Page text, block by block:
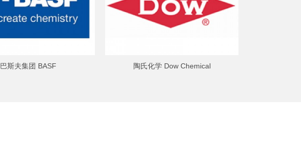
巴斯夫集团 BASF 陶氏化学 Dow Chemical